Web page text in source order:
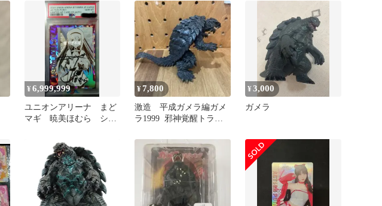
¥6,999,999
ユニオンアリーナ まど
マギ 暁美ほむら シリ
未使用品
¥7,800
激造 平成ガメラ編ガメ
ラ1999 ￼ 邪神覚醒トラウ
品)
¥3,000
ガメラ